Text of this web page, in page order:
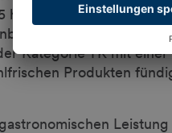
heißt Natürlichkeit.
veganen und
Kategorie TK mit
Produkten